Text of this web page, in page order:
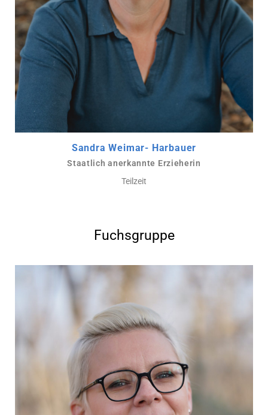
Sandra Weimar- Harbauer
Staatlich anerkannte Erzieherin
Teilzeit
Fuchsgruppe